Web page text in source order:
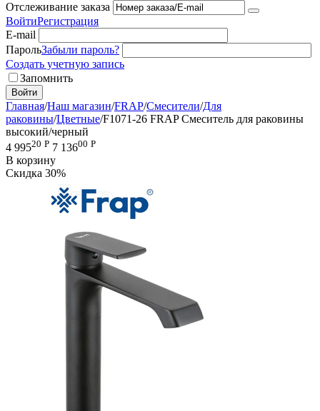
Отслеживание заказа
ВойтиРегистрация
E-mail
ПарольЗабыли пароль?
Создать учетную запись
Запомнить
Войти
Главная/Наш магазин/FRAP/Смесители/Для
раковины/Цветные/F1071-26 FRAP Смеситель для раковины
высокий/черный
4 99520 Р 7 13600 Р
В корзину
Скидка 30%